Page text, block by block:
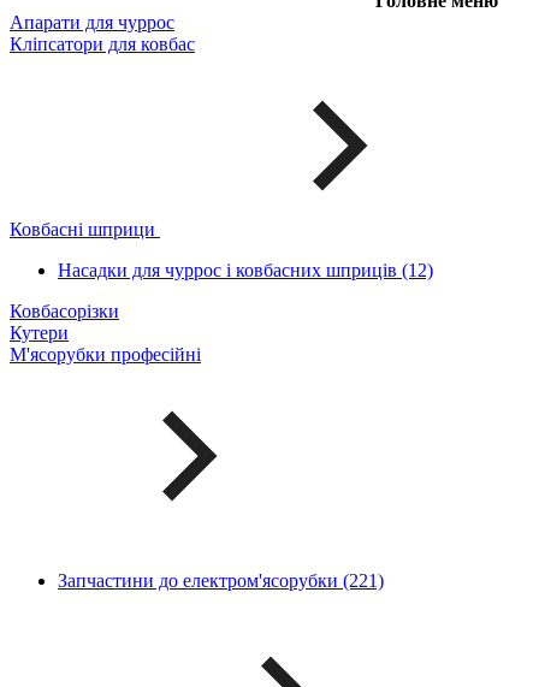
Апарати для чуррос
Кліпсатори для ковбас
Ковбасні шприци
Насадки для чуррос і ковбасних шприців (12)
Ковбасорізки
Кутери
М'ясорубки професійні
Запчастини до електром'ясорубки (221)